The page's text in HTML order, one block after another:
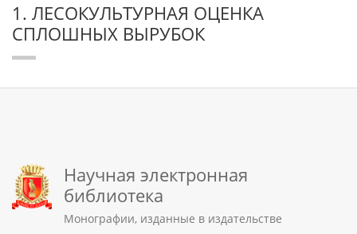
1. ЛЕСОКУЛЬТУРНАЯ ОЦЕНКА
СПЛОШНЫХ ВЫРУБОК
Научная электронная
библиотека
Монографии, изданные в издательстве